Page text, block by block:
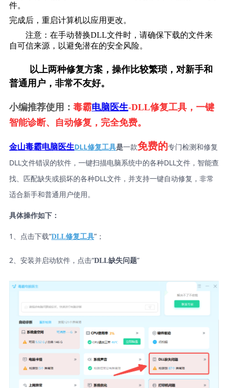
件。
完成后，重启计算机以应用更改。
自可信来源，以避免潜在的安全风险。
以上两种修复方案，操作比较繁琐，对新手和
普通用户，非常不友好。
小编推荐使用： 毒霸电脑医生-DLL修复工具，一键
智能诊断、自动修复，完全免费。
金山毒霸电脑医生DLL修复工具是一款免费的专门检测和修复
DLL文件错误的软件，一键扫描电脑系统中的各种DLL文件，智能查
找、匹配缺失或损坏的各种DLL文件，并支持一键自动修复，非常
适合新手和普通用户使用。
具体操作如下：
1、点击下载“DLL修复工具”；
2、安装并启动软件，点击“DLL缺失问题”